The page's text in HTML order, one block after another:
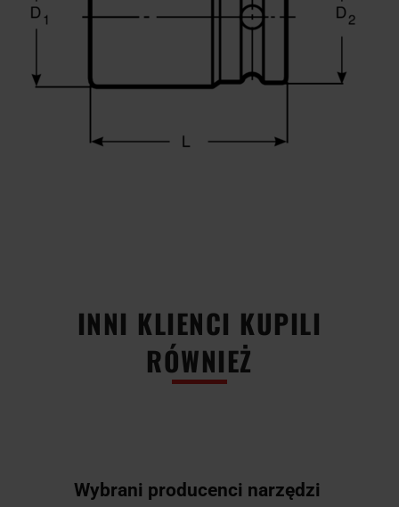
INNI KLIENCI KUPILI
RÓWNIEŻ
Wybrani producenci narzędzi